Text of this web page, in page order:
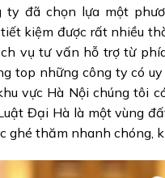
ty đã chọn lựa một
kiệm được rất nhiều
vụ tư vấn hỗ trợ từ
top những công ty có
vực Hà Nội chúng tôi
Đại Hà là một vùng
ghé thăm nhanh chóng,